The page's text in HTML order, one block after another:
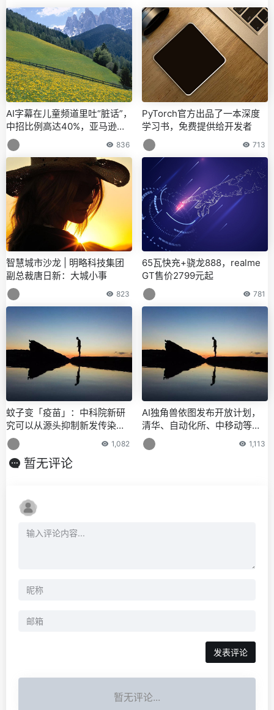
AI字幕在儿童频道里吐“脏话”，
中招比例高达40%，亚马逊谷
歌都很祖安丨AAAI 2022
836
PyTorch官方出品了一本深度
学习书，免费提供给开发者
713
智慧城市沙龙 | 明略科技集团
副总裁唐日新：大城小事
823
65瓦快充+骁龙888，realme
GT售价2799元起
781
蚊子变「疫苗」：中科院新研
究可以从源头抑制新发传染病 |
Nature子刊
1,082
AI独角兽依图发布开放计划，
清华、自动化所、中移动等已
“进群”
1,113
暂无评论
发表评论
暂无评论...